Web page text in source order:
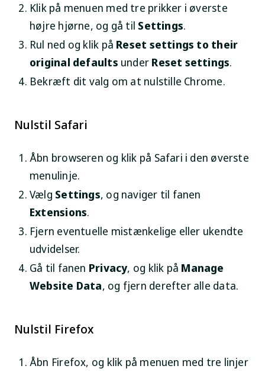
Klik på menuen med tre prikker i øverste
højre hjørne, og gå til Settings.
Rul ned og klik på Reset settings to their
original defaults under Reset settings.
Bekræft dit valg om at nulstille Chrome.
Nulstil Safari
Åbn browseren og klik på Safari i den øverste
menulinje.
Vælg Settings, og naviger til fanen
Extensions.
Fjern eventuelle mistænkelige eller ukendte
udvidelser.
Gå til fanen Privacy, og klik på Manage
Website Data, og fjern derefter alle data.
Nulstil Firefox
Åbn Firefox, og klik på menuen med tre linjer